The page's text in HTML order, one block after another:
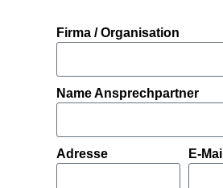
Firma / Organisation
Name Ansprechpartner
Adresse E-Mail